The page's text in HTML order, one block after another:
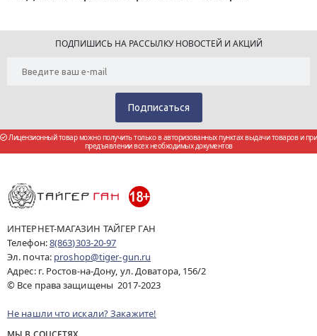
ПОДПИШИСЬ НА РАССЫЛКУ НОВОСТЕЙ И АКЦИЙ
Лицензионный товар можно получить только в авторизованных пунктах выдачи товаров и при
предъявлении всех необходимых документов
ИНТЕРНЕТ-МАГАЗИН ТАЙГЕР ГАН
Телефон:8(863)303-20-97
Эл. почта: proshop@tiger-gun.ru
Адрес: г. Ростов-на-Дону, ул. Доватора, 156/2
© Все права защищены 2017-2023
Не нашли что искали? Закажите!